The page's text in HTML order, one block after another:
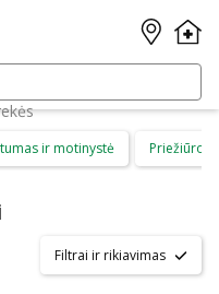
ir motinystė Priežiūros
Filtrai ir rikiavimas